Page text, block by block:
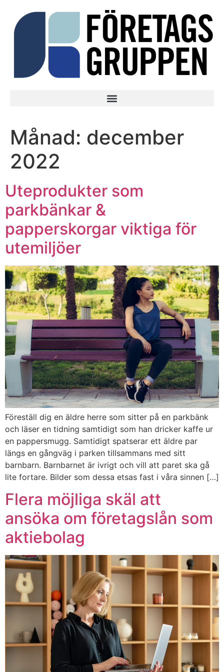
Månad: december
2022
Uteprodukter som
parkbänkar &
papperskorgar viktiga för
utemiljöer
Föreställ dig en äldre herre som sitter på en parkbänk
och läser en tidning samtidigt som han dricker kaffe ur
en pappersmugg. Samtidigt spatserar ett äldre par
längs en gångväg i parken tillsammans med sitt
barnbarn. Barnbarnet är ivrigt och vill att paret ska gå
lite fortare. Bilder som dessa etsas fast i våra sinnen […]
Flera möjliga skäl att
ansöka om företagslån som
aktiebolag